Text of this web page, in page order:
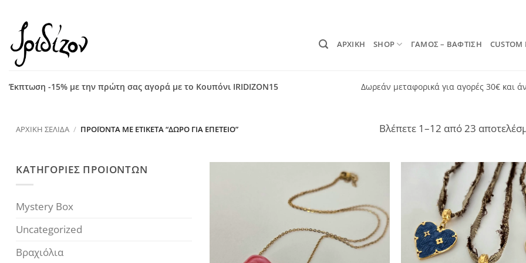
περιεχόμενο
ΑΡΧΙΚΗ SHOP ΓΑΜΟΣ – ΒΑΦΤΙΣΗ CUSTOM
Έκπτωση -15% με την πρώτη σας αγορά με το Κουπόνι IRIDIZON15 Δωρεάν μεταφορικά για αγορές 30€ και
ΑΡΧΙΚΉ ΣΕΛΊΔΑ / ΠΡΟΪΌΝΤΑ ΜΕ ΕΤΙΚΈΤΑ “ΔΏΡΟ ΓΙΑ ΕΠΈΤΕΙΟ” Βλέπετε 1–12 από 23
ΚΑΤΗΓΟΡΙΕΣ ΠΡΟΙΟΝΤΩΝ
Mystery Box
Uncategorized
Βραχιόλια
wishlist